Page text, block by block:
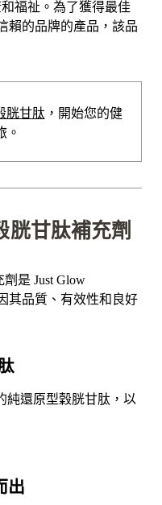
福祉。為了獲得最佳
賴的品牌的產品，該品
胱甘肽 ，開始您的健
。
胱甘肽補充劑
是 Just Glow
其品質、有效性和良好
純還原型穀胱甘肽，以
出